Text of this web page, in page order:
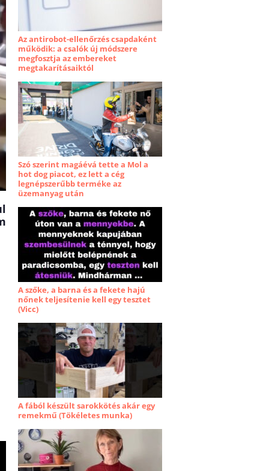
Az antirobot-ellenőrzés csapdaként
működik: a csalók új módszere
megfosztja az embereket
megtakarításaiktól
Szó szerint magáévá tette a Mol a
hot dog piacot, ez lett a cég
legnépszerűbb terméke az
üzemanyag után
A szőke, a barna és a fekete hajú
nőnek teljesítenie kell egy tesztet
(Vicc)
A fából készült sarokkötés akár egy
remekmű (Tökéletes munka)